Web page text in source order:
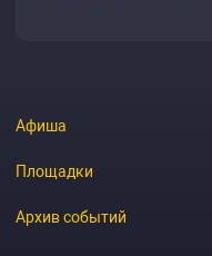
Афиша
Площадки
Архив событий